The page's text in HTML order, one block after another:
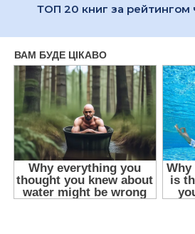
ТОП 20 книг за рейтингом